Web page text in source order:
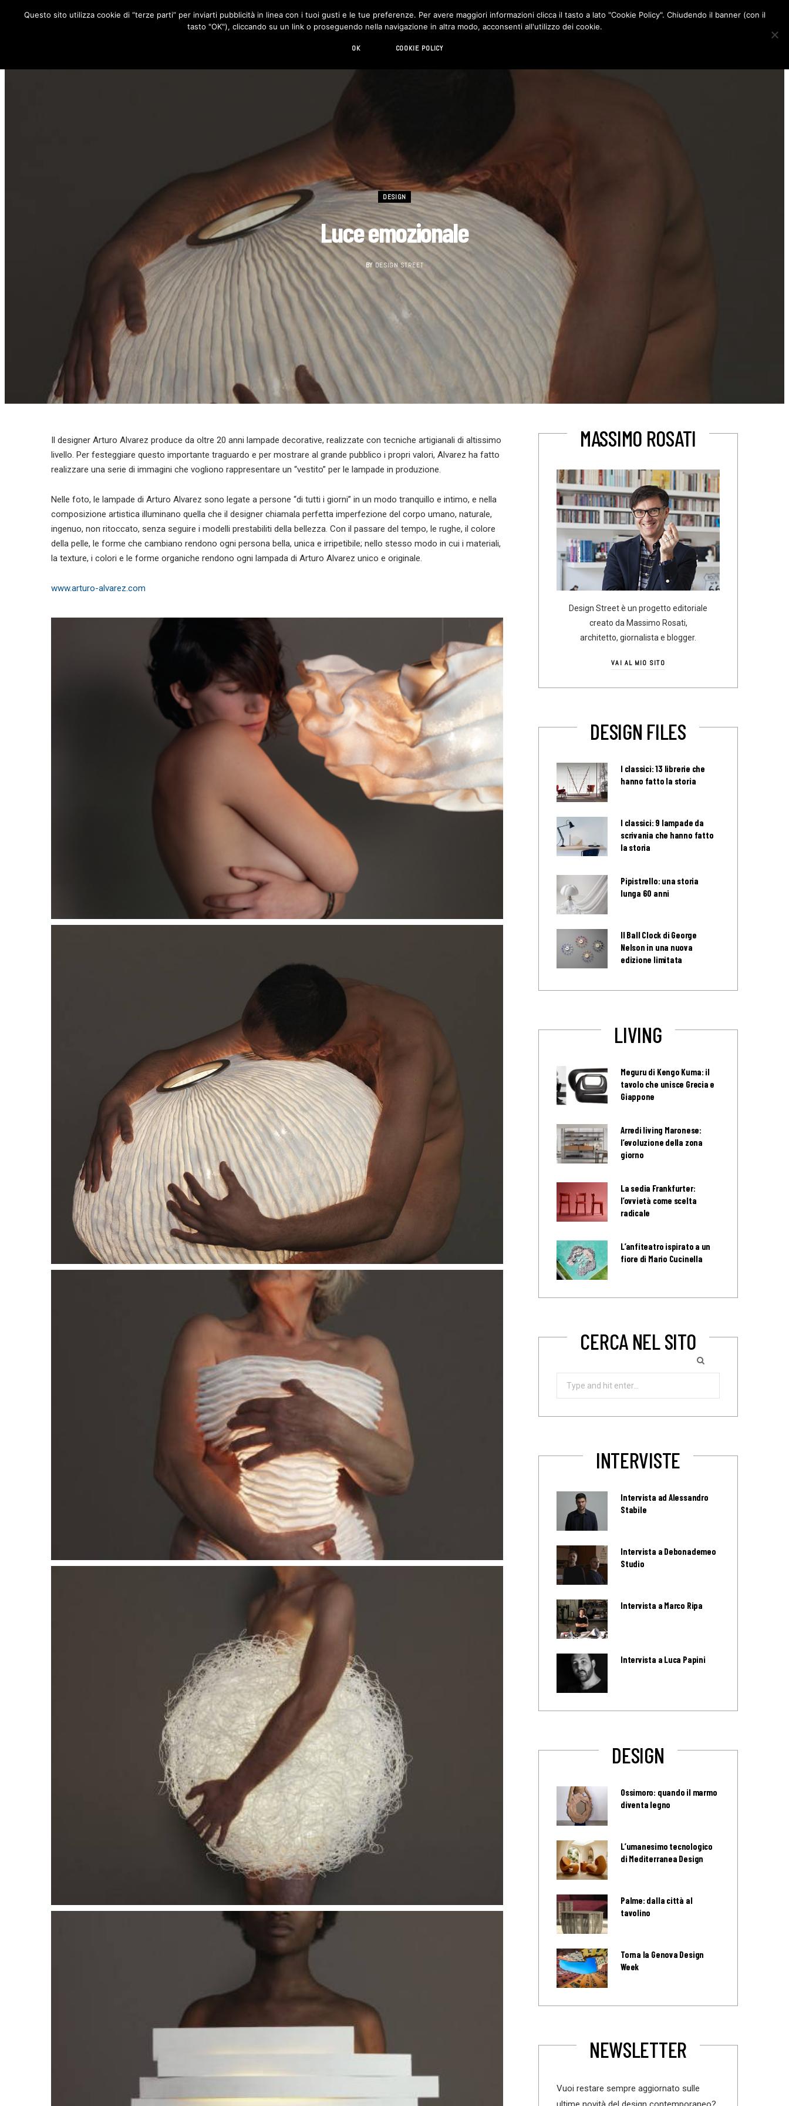
RUBRICHE DESIGN LIVING HI-TECH CHI SIAMO CONTATTI
o
g
r
d
DESIGN
Luce emozionale
BY DESIGN STREET
Il designer Arturo Alvarez produce da oltre 20 anni lampade decorative, realizzate con tecniche artigianali di altissimo
livello. Per festeggiare questo importante traguardo e per mostrare al grande pubblico i propri valori, Alvarez ha fatto
realizzare una serie di immagini che vogliono rappresentare un “vestito” per le lampade in produzione.
Nelle foto, le lampade di Arturo Alvarez sono legate a persone “di tutti i giorni” in un modo tranquillo e intimo, e nella
composizione artistica illuminano quella che il designer chiamala perfetta imperfezione del corpo umano, naturale,
ingenuo, non ritoccato, senza seguire i modelli prestabiliti della bellezza. Con il passare del tempo, le rughe, il colore
della pelle, le forme che cambiano rendono ogni persona bella, unica e irripetibile; nello stesso modo in cui i materiali,
la texture, i colori e le forme organiche rendono ogni lampada di Arturo Alvarez unico e originale.
www.arturo-alvarez.com
MASSIMO ROSATI
Design Street è un progetto editoriale
creato da Massimo Rosati,
architetto, giornalista e blogger.
VAI AL MIO SITO
DESIGN FILES
I classici: 13 librerie che
hanno fatto la storia
I classici: 9 lampade da
scrivania che hanno fatto
la storia
Pipistrello: una storia
lunga 60 anni
Il Ball Clock di George
Nelson in una nuova
edizione limitata
LIVING
Meguru di Kengo Kuma: il
tavolo che unisce Grecia e
Giappone
Arredi living Maronese:
l’evoluzione della zona
giorno
La sedia Frankfurter:
l’ovvietà come scelta
radicale
L’anfiteatro ispirato a un
fiore di Mario Cucinella
CERCA NEL SITO
Search
INTERVISTE
Intervista ad Alessandro
Stabile
Intervista a Debonademeo
Studio
Intervista a Marco Ripa
Intervista a Luca Papini
DESIGN
Ossimoro: quando il marmo
diventa legno
L’umanesimo tecnologico
di Mediterranea Design
Palme: dalla città al
tavolino
Torna la Genova Design
Week
NEWSLETTER
Vuoi restare sempre aggiornato sulle
Questo sito utilizza cookie di “terze parti” per inviarti pubblicità in linea con i tuoi gusti e le tue preferenze. Per avere maggiori informazioni clicca il tasto a lato "Cookie Policy". Chiudendo il banner (con il
tasto "OK"), cliccando su un link o proseguendo nella navigazione in altra modo, acconsenti all'utilizzo dei cookie.
OK COOKIE POLICY